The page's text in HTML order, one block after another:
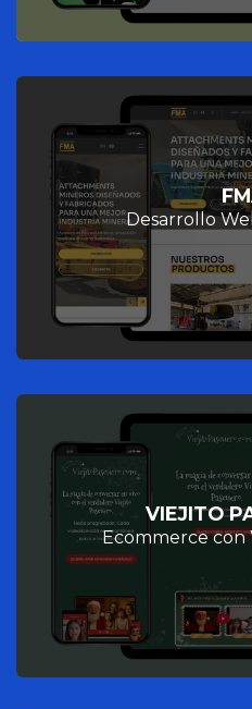
Desarrollo
VIEJITO
Ecommerce con